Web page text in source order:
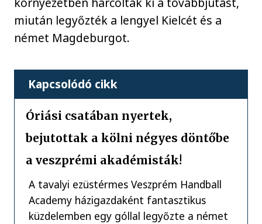
miután legyőzték a lengyel Kielcét és a
német Magdeburgot.
Kapcsolódó cikk
Óriási csatában nyertek,
bejutottak a kölni négyes döntőbe
a veszprémi akadémisták!
A tavalyi ezüstérmes Veszprém Handball
Academy házigazdaként fantasztikus
küzdelemben egy góllal legyőzte a német